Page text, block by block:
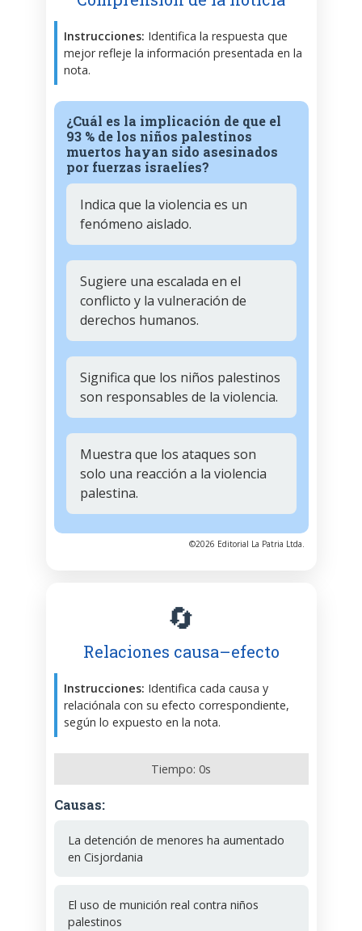
Instrucciones: Identifica la respuesta que
mejor refleje la información presentada en la
nota.
¿Cuál es la implicación de que el
93 % de los niños palestinos
muertos hayan sido asesinados
por fuerzas israelíes?
Indica que la violencia es un
fenómeno aislado.
Sugiere una escalada en el
conflicto y la vulneración de
derechos humanos.
Significa que los niños palestinos
son responsables de la violencia.
Muestra que los ataques son
solo una reacción a la violencia
palestina.
©2026 Editorial La Patria Ltda.
🔄
Relaciones causa–efecto
Instrucciones: Identifica cada causa y
relaciónala con su efecto correspondiente,
según lo expuesto en la nota.
Tiempo: 0s
Causas:
La detención de menores ha aumentado
en Cisjordania
El uso de munición real contra niños
palestinos